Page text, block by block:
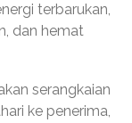
terbarukan,
dan hemat
serangkaian
ke penerima,